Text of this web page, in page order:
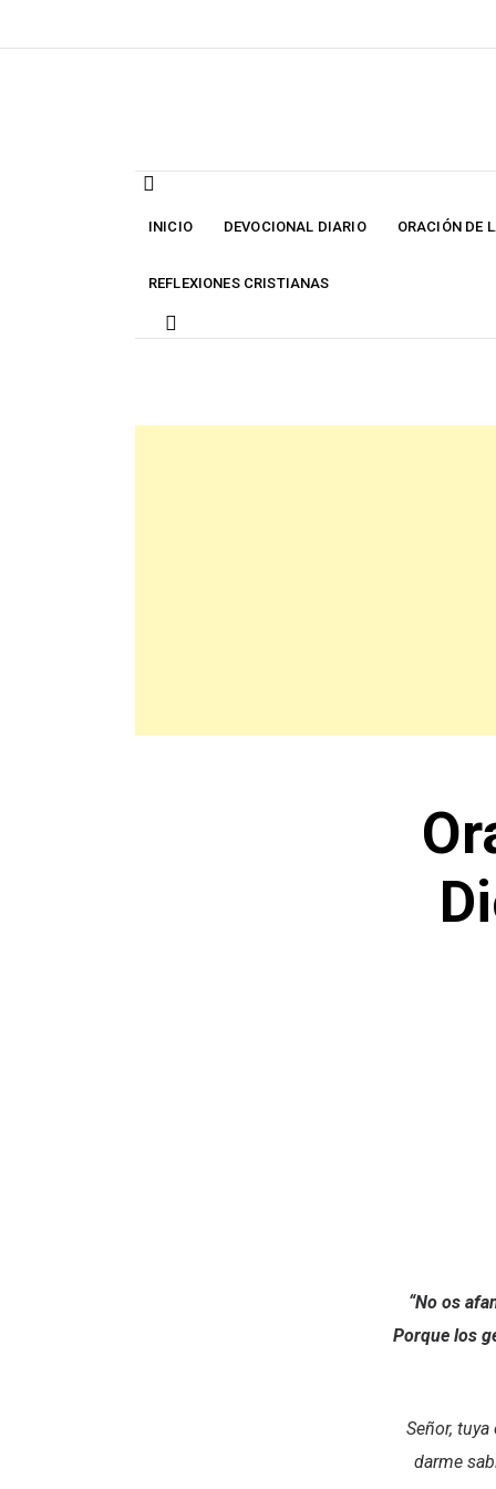
INICIO DEVOCIONAL DIARIO ORACIÓN DE
REFLEXIONES CRISTIANAS
“No os
Porque los
Señor,
darme